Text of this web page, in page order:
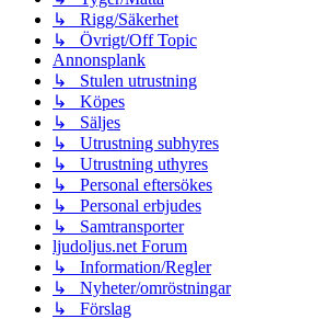
↳ Rigg/Säkerhet
↳ Övrigt/Off Topic
Annonsplank
↳ Stulen utrustning
↳ Köpes
↳ Säljes
↳ Utrustning subhyres
↳ Utrustning uthyres
↳ Personal eftersökes
↳ Personal erbjudes
↳ Samtransporter
ljudoljus.net Forum
↳ Information/Regler
↳ Nyheter/omröstningar
↳ Förslag